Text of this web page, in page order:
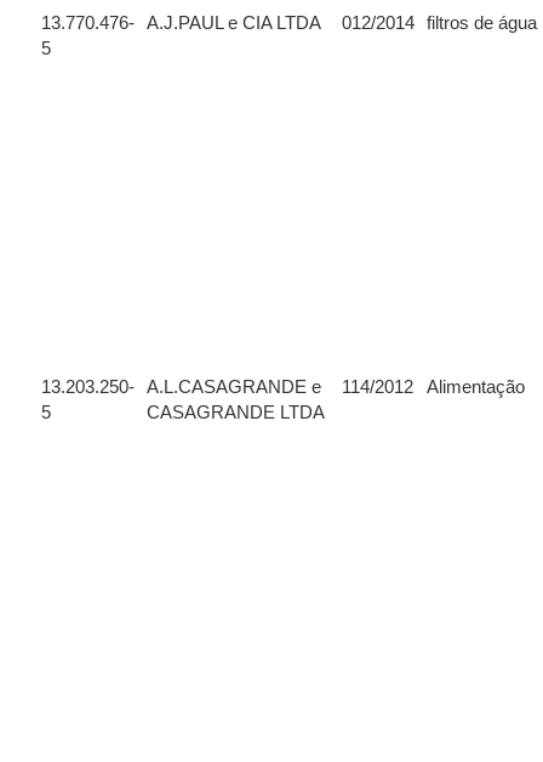
13.770.476-
5
A.J.PAUL e CIA LTDA 012/2014 filtros de água
13.203.250-
5
A.L.CASAGRANDE e
CASAGRANDE LTDA
114/2012 Alimentação